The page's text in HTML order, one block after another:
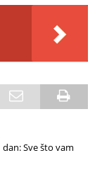
Sve što vam